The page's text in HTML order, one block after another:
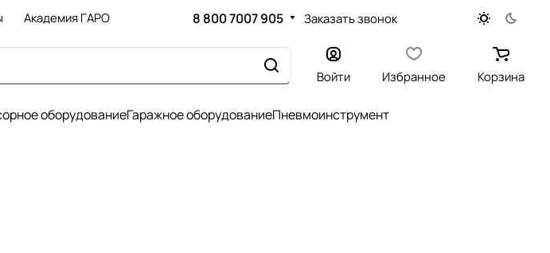
Академия ГАРО 8 800 7007 905 Заказать звонок
Войти Избранное Корзина
оборудованиеГаражное оборудованиеПневмоинструмент